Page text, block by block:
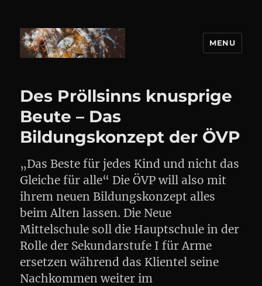
MENU
Des Pröllsinns knusprige
Beute – Das
Bildungskonzept der ÖVP
„Das Beste für jedes Kind und nicht das
Gleiche für alle“ Die ÖVP will also mit
ihrem neuen Bildungskonzept alles
beim Alten lassen. Die Neue
Mittelschule soll die Hauptschule in der
Rolle der Sekundarstufe I für Arme
ersetzen während das Klientel seine
Nachkommen weiter im